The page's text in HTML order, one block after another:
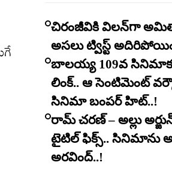
చిరంజీవికి విలన్‌గా
అసలు ట్విస్ట్
బాలయ్య 109వ
లింక్.. ఆ సెంటిమెంట్
సినిమా బంపర్ హిట్..!
రామ్ చరణ్ – అల్లు
టైటిల్ ఫిక్స్.. సినిమాను
అరవింద్..!